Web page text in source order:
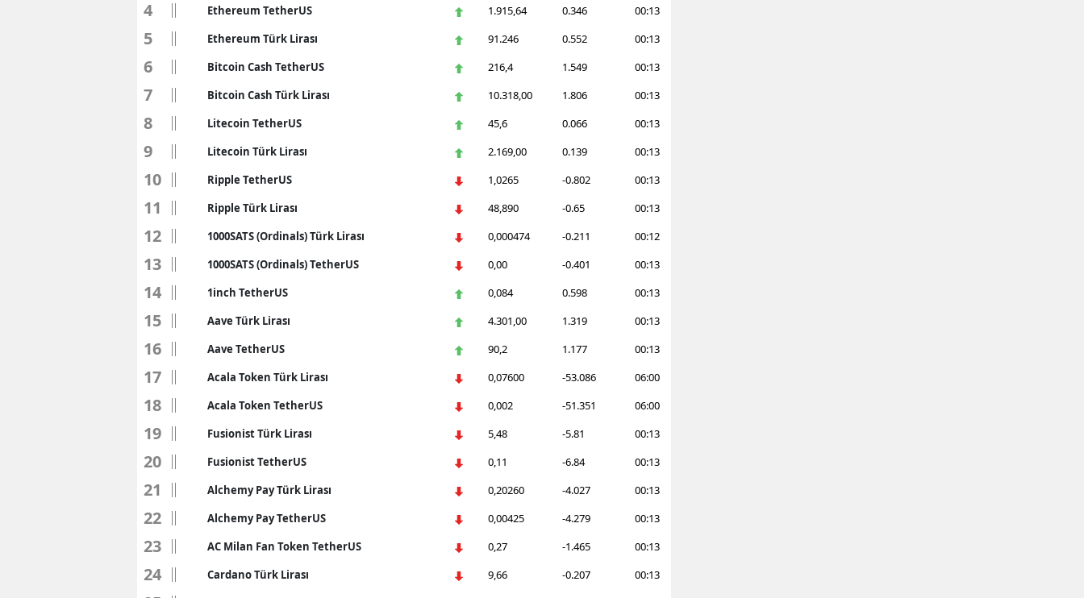
Bitlis
Bolu
Burdur
Bursa
Çorum
Denizli
Diyarbakır
Edirne
Erzurum
Eskişehir
Gaziantep
Giresun
4 Ethereum TetherUS 1.915,64 0.346 00:13
5 Ethereum Türk Lirası 91.246 0.552 00:13
6 Bitcoin Cash TetherUS 216,4 1.549 00:13
7 Bitcoin Cash Türk Lirası 10.318,00 1.806 00:13
8 Litecoin TetherUS 45,6 0.066 00:13
9 Litecoin Türk Lirası 2.169,00 0.139 00:13
10 Ripple TetherUS 1,0265 -0.802 00:13
11 Ripple Türk Lirası 48,890 -0.65 00:13
12 1000SATS (Ordinals) Türk Lirası 0,000474 -0.211 00:12
13 1000SATS (Ordinals) TetherUS 0,00 -0.401 00:13
14 1inch TetherUS 0,084 0.598 00:13
15 Aave Türk Lirası 4.301,00 1.319 00:13
16 Aave TetherUS 90,2 1.177 00:13
17 Acala Token Türk Lirası 0,07600 -53.086 06:00
18 Acala Token TetherUS 0,002 -51.351 06:00
19 Fusionist Türk Lirası 5,48 -5.81 00:13
20 Fusionist TetherUS 0,11 -6.84 00:13
21 Alchemy Pay Türk Lirası 0,20260 -4.027 00:13
22 Alchemy Pay TetherUS 0,00425 -4.279 00:13
23 AC Milan Fan Token TetherUS 0,27 -1.465 00:13
24 Cardano Türk Lirası 9,66 -0.207 00:13